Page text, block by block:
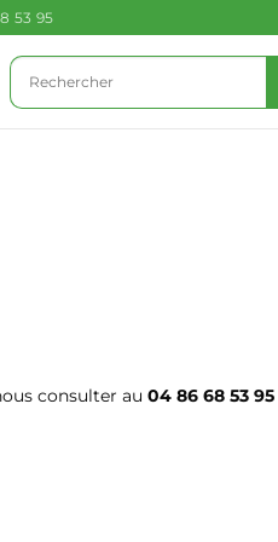
53 95
consulter au 04 86 68 53 95